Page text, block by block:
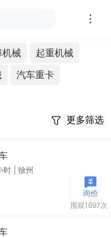
机械
起重机械
汽车重卡
站
掘进机
更多筛选
| 徐州
围观1697次
询价